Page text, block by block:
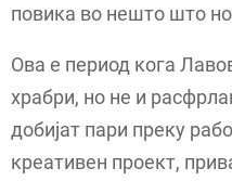
повика во нешто што
Ова е период кога
храбри, но не и
добијат пари преку
креативен проект,